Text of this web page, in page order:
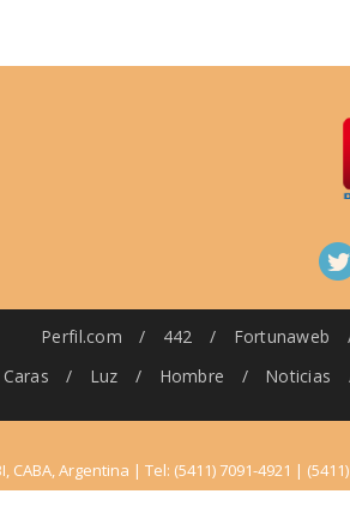
Perfil.com / 442 / Fortunaweb
Caras
/ Luz / Hombre / Noticias
CABA, Argentina | Tel: (5411) 7091-4921 |